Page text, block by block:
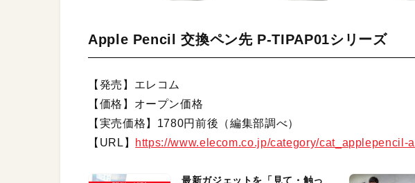
Apple Pencil 交換ペン先 P-TIPAP01シリーズ
【発売】エレコム
【価格】オープン価格
【実売価格】1780円前後（編集部調べ）
【URL】
https://www.elecom.co.jp/category/cat_applepencil-
最新ガジェットを「見て・触っ